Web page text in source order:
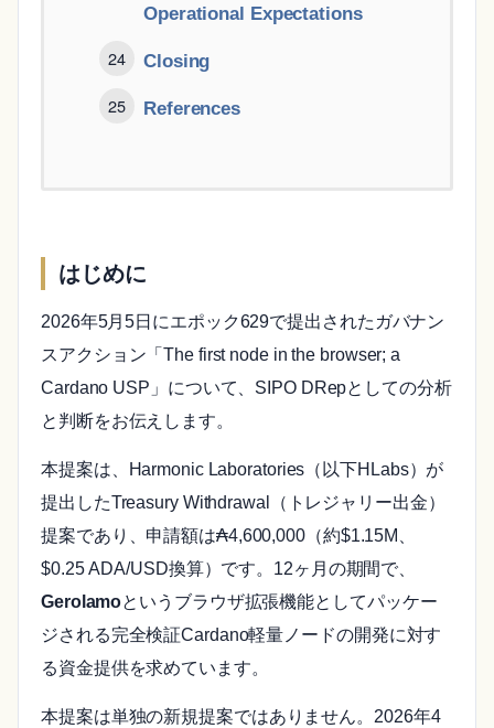
Operational Expectations
Closing
References
はじめに
2026年5月5日にエポック629で提出されたガバナン
スアクション「The first node in the browser; a
Cardano USP」について、SIPO DRepとしての分析
と判断をお伝えします。
本提案は、Harmonic Laboratories（以下HLabs）が
提出したTreasury Withdrawal（トレジャリー出金）
提案であり、申請額は₳4,600,000（約$1.15M、
$0.25 ADA/USD換算）です。12ヶ月の期間で、
Gerolamoというブラウザ拡張機能としてパッケー
ジされる完全検証Cardano軽量ノードの開発に対す
る資金提供を求めています。
本提案は単独の新規提案ではありません。2026年4